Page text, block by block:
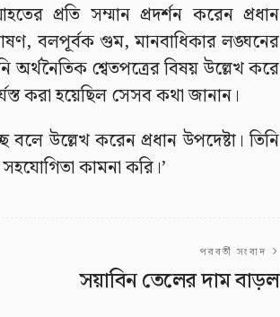
প্রতি সম্মান প্রদর্শন করেন প্রধান
বলপূর্বক গুম, মানবাধিকার লঙ্ঘনের
শ্বেতপত্রের বিষয় উল্লেখ করে
করা হয়েছিল সেসব কথা জানান।
উল্লেখ করেন প্রধান উপদেষ্টা। তিনি
কামনা করি।’
পরবর্তী সংবাদ
সয়াবিন তেলের দাম বাড়ল